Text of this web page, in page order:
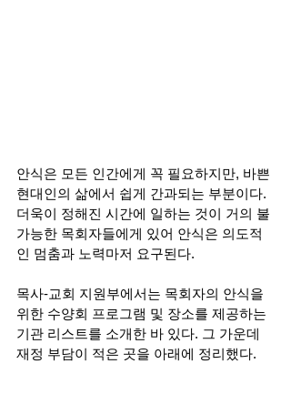
안식은 모든 인간에게 꼭 필요하지만, 바쁜
현대인의 삶에서 쉽게 간과되는 부분이다.
더욱이 정해진 시간에 일하는 것이 거의 불
가능한 목회자들에게 있어 안식은 의도적
인 멈춤과 노력마저 요구된다.
목사-교회 지원부에서는 목회자의 안식을
위한 수양회 프로그램 및 장소를 제공하는
기관 리스트를 소개한 바 있다. 그 가운데
재정 부담이 적은 곳을 아래에 정리했다.